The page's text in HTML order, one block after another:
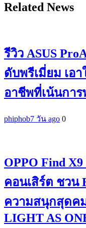
Related News
รีวิว ASUS
ดับพรีเมี่ยม เอ
อาชีพที่เน้นกา
phiphob7 วัน ago 0
OPPO Find
คอนเสิร์ต ชวน
ความสนุกสุดค
LIGHT AS